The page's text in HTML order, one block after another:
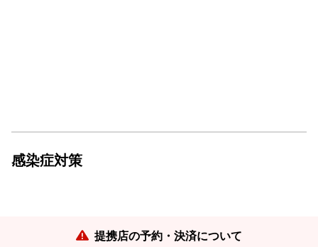
感染症対策
提携店の予約・決済について